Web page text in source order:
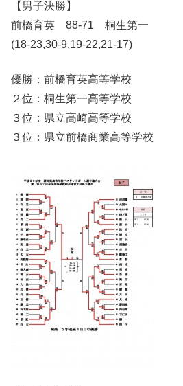
【男子決勝】
前橋育英 88-71 桐生第一
(18-23,30-9,19-22,21-17)
優勝：前橋育英高等学校
２位：桐生第一高等学校
３位：県立高崎高等学校
３位：県立前橋商業高等学校